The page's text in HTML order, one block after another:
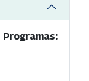
Programas: